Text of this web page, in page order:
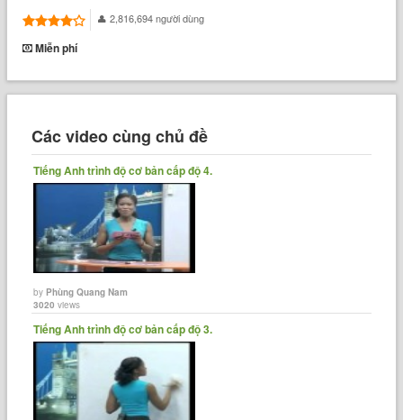
2,816,694 người dùng
Miễn phí
Các video cùng chủ đề
Tiếng Anh trình độ cơ bản cấp độ 4.
byPhùng Quang Nam
3020 views
Tiếng Anh trình độ cơ bản cấp độ 3.